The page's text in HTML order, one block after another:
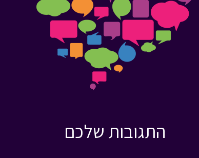
התגובות שלכם